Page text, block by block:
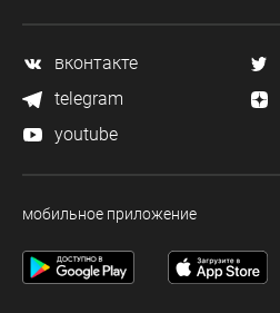
вконтакте
telegram
youtube
мобильное приложение